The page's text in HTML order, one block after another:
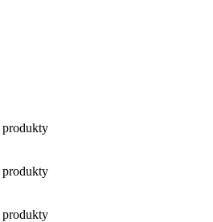
produkty
produkty
produkty